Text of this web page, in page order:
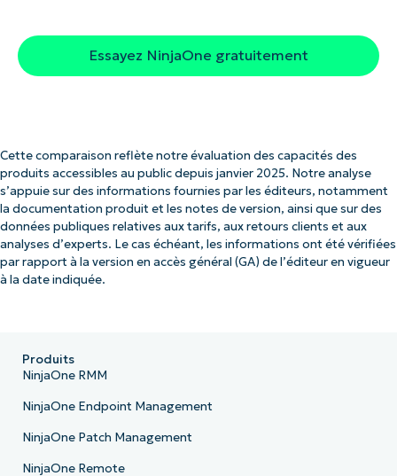
Essayez NinjaOne gratuitement
Cette comparaison reflète notre évaluation des capacités des
produits accessibles au public depuis janvier 2025. Notre analyse
s’appuie sur des informations fournies par les éditeurs, notamment
la documentation produit et les notes de version, ainsi que sur des
données publiques relatives aux tarifs, aux retours clients et aux
analyses d’experts. Le cas échéant, les informations ont été vérifiées
par rapport à la version en accès général (GA) de l’éditeur en vigueur
à la date indiquée.
Produits
NinjaOne RMM
NinjaOne Endpoint Management
NinjaOne Patch Management
NinjaOne Remote